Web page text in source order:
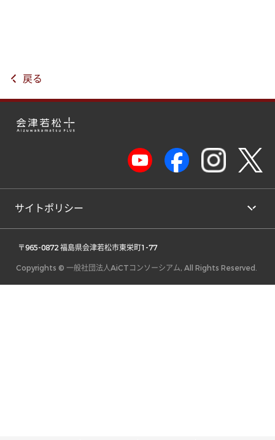
戻る
サイトポリシー
〒965-0872 福島県会津若松市東栄町1-77
Copyrights © 一般社団法人AiCTコンソーシアム, All Rights Reserved.